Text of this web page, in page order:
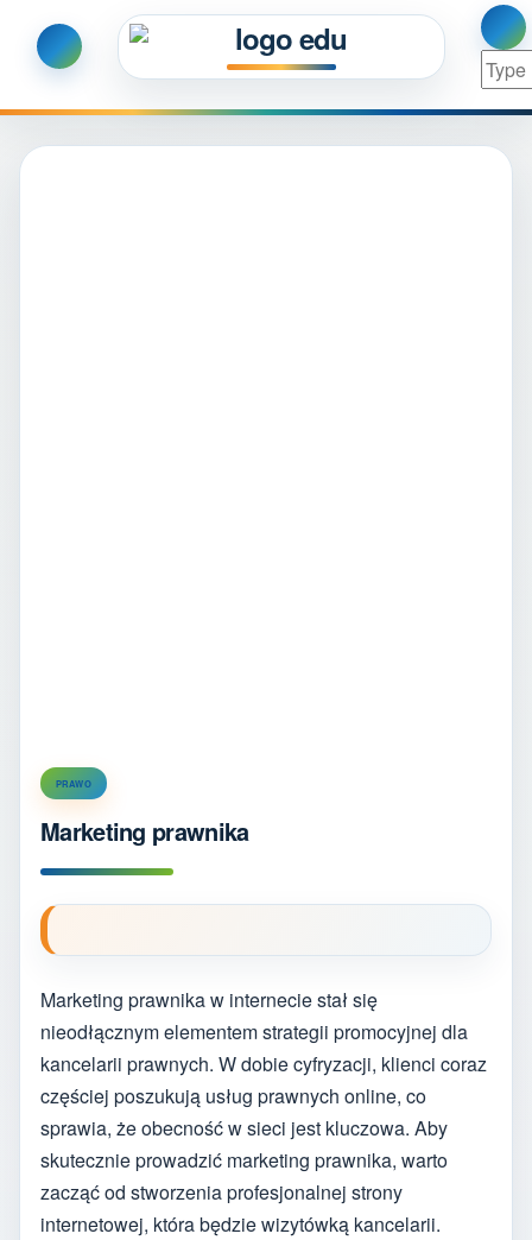
PRAWO
Marketing prawnika
Marketing prawnika w internecie stał się
nieodłącznym elementem strategii promocyjnej dla
kancelarii prawnych. W dobie cyfryzacji, klienci coraz
częściej poszukują usług prawnych online, co
sprawia, że obecność w sieci jest kluczowa. Aby
skutecznie prowadzić marketing prawnika, warto
zacząć od stworzenia profesjonalnej strony
internetowej, która będzie wizytówką kancelarii.